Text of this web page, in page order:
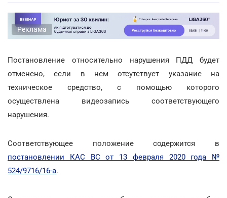
Реклама
Постановление относительно нарушения ПДД будет
отменено, если в нем отсутствует указание на
техническое средство, с помощью которого
осуществлена видеозапись соответствующего
нарушения.
Соответствующее положение содержится в
постановлении КАС ВС от 13 февраля 2020 года №
524/9716/16-а.